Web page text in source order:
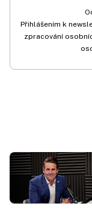
Přihlášením k
zpracování